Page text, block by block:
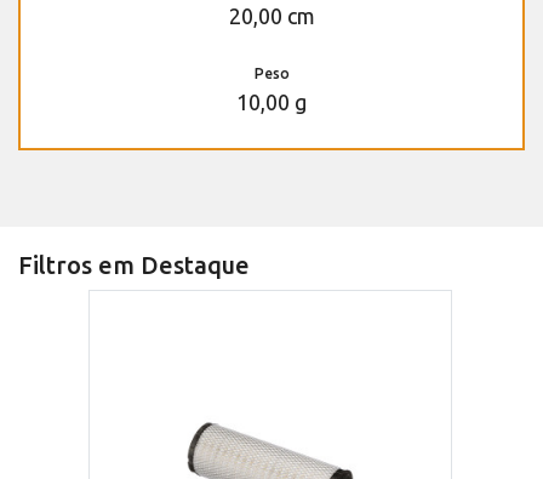
20,00 cm
Peso
10,00 g
Filtros em Destaque